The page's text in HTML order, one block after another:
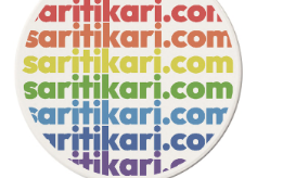
コースター 白雲石 吸水 速乾 ド
ロマイト グラス アイスコーヒー
saritikari cafe
¥2,200